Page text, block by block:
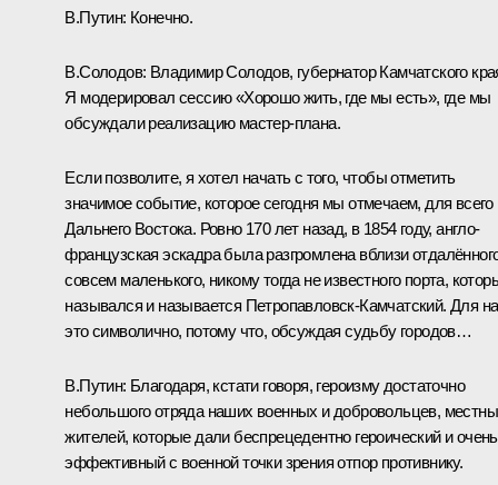
В.Путин: Конечно.
В.Солодов: Владимир Солодов, губернатор Камчатского
Я модерировал сессию «Хорошо жить, где мы есть», где мы
обсуждали реализацию мастер-плана.
Если позволите, я хотел начать с того, чтобы отметить
значимое событие, которое сегодня мы отмечаем, для всего
Дальнего Востока. Ровно 170 лет назад, в 1854 году, англо-
французская эскадра была разгромлена вблизи
совсем маленького, никому тогда не известного порта,
назывался и называется Петропавловск-Камчатский. Для
это символично, потому что, обсуждая судьбу городов…
В.Путин: Благодаря, кстати говоря, героизму достаточно
небольшого отряда наших военных и добровольцев,
жителей, которые дали беспрецедентно героический и очень
эффективный с военной точки зрения отпор противнику.